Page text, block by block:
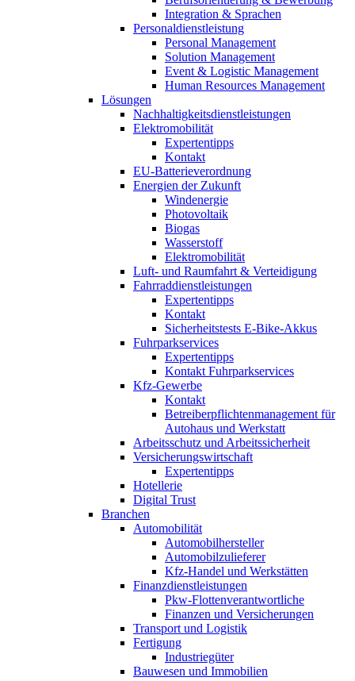
Integration & Sprachen
Personaldienstleistung
Personal Management
Solution Management
Event & Logistic Management
Human Resources Management
Lösungen
Nachhaltigkeitsdienstleistungen
Elektromobilität
Expertentipps
Kontakt
EU-Batterieverordnung
Energien der Zukunft
Windenergie
Photovoltaik
Biogas
Wasserstoff
Elektromobilität
Luft- und Raumfahrt & Verteidigung
Fahrraddienstleistungen
Expertentipps
Kontakt
Sicherheitstests E-Bike-Akkus
Fuhrparkservices
Expertentipps
Kontakt Fuhrparkservices
Kfz-Gewerbe
Kontakt
Betreiberpflichtenmanagement für
Autohaus und Werkstatt
Arbeitsschutz und Arbeitssicherheit
Versicherungswirtschaft
Expertentipps
Hotellerie
Digital Trust
Branchen
Automobilität
Automobilhersteller
Automobilzulieferer
Kfz-Handel und Werkstätten
Finanzdienstleistungen
Pkw‑Flottenverantwortliche
Finanzen und Versicherungen
Transport und Logistik
Fertigung
Industriegüter
Bauwesen und Immobilien